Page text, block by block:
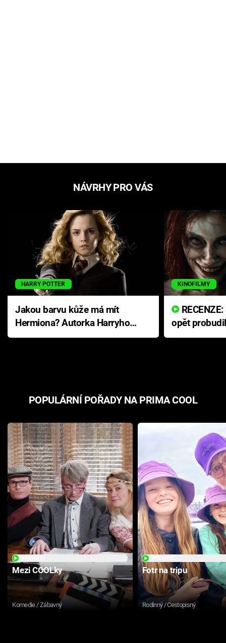
NÁVRHY PRO VÁS
HARRY POTTER
Jakou barvu kůže má mít
Hermiona? Autorka Harryho
Pottera přišla s ráznou
KINOFILMY
opět
přichází s
POPULÁRNÍ POŘADY NA PRIMA COOL
Mezi COOLky
Komedie / Zábavný
Fotr na tripu
Rodinný / Cestopisný